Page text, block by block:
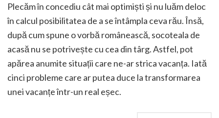
Plecăm în concediu cât mai optimiști și nu luăm deloc
în calcul posibilitatea de a se întâmpla ceva rău. Însă,
după cum spune o vorbă românească, socoteala de
acasă nu se potrivește cu cea din târg. Astfel, pot
apărea anumite situații care ne-ar strica vacanța. Iată
cinci probleme care ar putea duce la transformarea
unei vacanțe într-un real eșec.